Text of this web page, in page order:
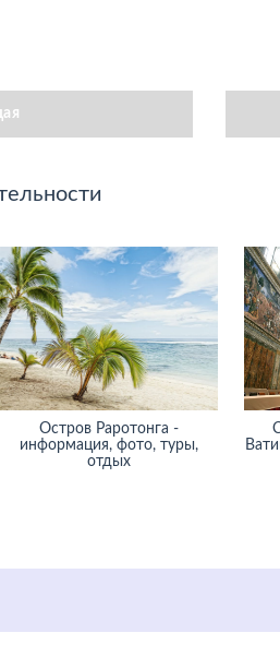
Остров Раротонга -
информация, фото, туры,
отдых